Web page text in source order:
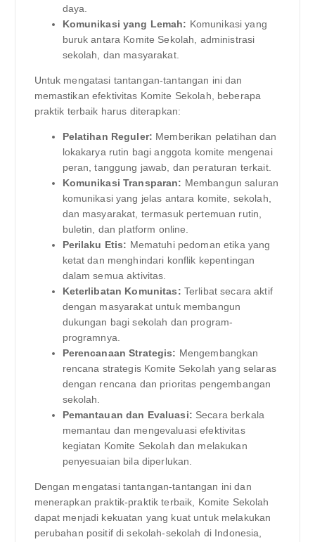
daya.
Komunikasi yang Lemah: Komunikasi yang
buruk antara Komite Sekolah, administrasi
sekolah, dan masyarakat.
Untuk mengatasi tantangan-tantangan ini dan
memastikan efektivitas Komite Sekolah, beberapa
praktik terbaik harus diterapkan:
Pelatihan Reguler: Memberikan pelatihan dan
lokakarya rutin bagi anggota komite mengenai
peran, tanggung jawab, dan peraturan terkait.
Komunikasi Transparan: Membangun saluran
komunikasi yang jelas antara komite, sekolah,
dan masyarakat, termasuk pertemuan rutin,
buletin, dan platform online.
Perilaku Etis: Mematuhi pedoman etika yang
ketat dan menghindari konflik kepentingan
dalam semua aktivitas.
Keterlibatan Komunitas: Terlibat secara aktif
dengan masyarakat untuk membangun
dukungan bagi sekolah dan program-
programnya.
Perencanaan Strategis: Mengembangkan
rencana strategis Komite Sekolah yang selaras
dengan rencana dan prioritas pengembangan
sekolah.
Pemantauan dan Evaluasi: Secara berkala
memantau dan mengevaluasi efektivitas
kegiatan Komite Sekolah dan melakukan
penyesuaian bila diperlukan.
Dengan mengatasi tantangan-tantangan ini dan
menerapkan praktik-praktik terbaik, Komite Sekolah
dapat menjadi kekuatan yang kuat untuk melakukan
perubahan positif di sekolah-sekolah di Indonesia,